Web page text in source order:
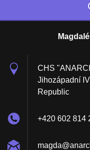
CHS
Jihozápadní
Republic
+420 602 814
magda@an